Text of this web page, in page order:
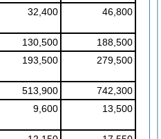
32,400 46,800
130,500
188,500
193,500 279,500
513,900
742,300
9,600 13,500